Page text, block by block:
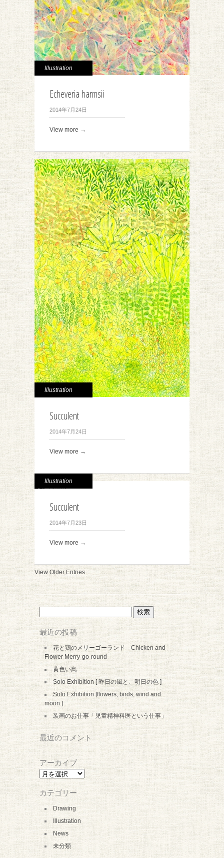
Illustration
Echeveria harmsii
2014年7月24日
View more →
Illustration
Succulent
2014年7月24日
View more →
Illustration
Succulent
2014年7月23日
View more →
View Older Entries
検
索:
最近の投稿
花と鶏のメリーゴーランド Chicken and
Flower Merry-go-round
黄色い鳥
Solo Exhibition [ 昨日の風と、明日の色 ]
Solo Exhibition [flowers, birds, wind and
moon.]
装画のお仕事「児童精神科医という仕事」
最近のコメント
アーカイブ
ア
ー
カ
イ
ブ
カテゴリー
Drawing
Illustration
News
未分類